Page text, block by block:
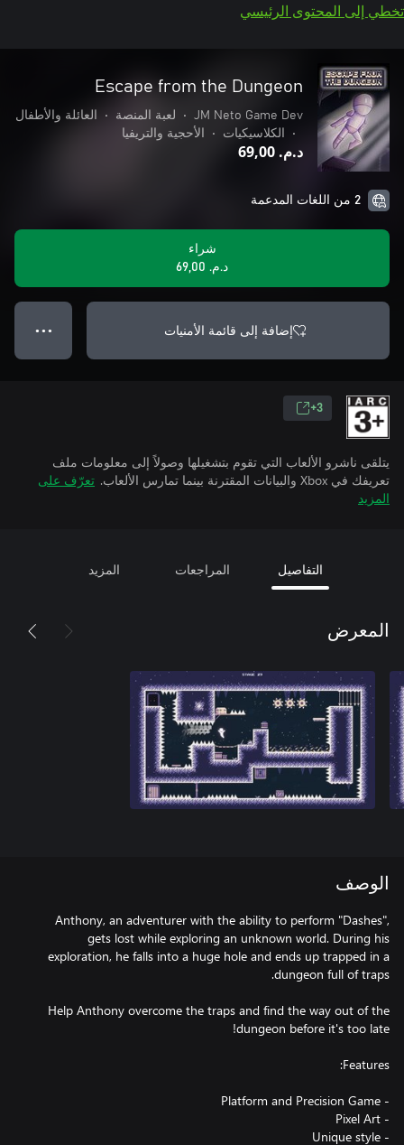
تخطي إلى المحتوى الرئيسي
Escape from the Dungeon
JM Neto Game Dev
• لعبة المنصة •
العائلة والأطفال
•
الكلاسيكيات • الأحجية والتريفيا
د.م.‏ 69,00
2 من اللغات المدعمة
شراء
د.م.‏ 69,00
إضافة إلى قائمة الأمنيات ● ● ●
3+
يتلقى ناشرو الألعاب التي تقوم بتشغيلها وصولاً إلى معلومات ملف
تعريفك في Xbox والبيانات المقترنة بينما تمارس الألعاب.
تعرّف على
المزيد
التفاصيل المراجعات المزيد
المعرض
الوصف
Anthony, an adventurer with the ability to perform "Dashes",
gets lost while exploring an unknown world. During his
exploration, he falls into a huge hole and ends up trapped in a
Help Anthony overcome the traps and find the way out of the